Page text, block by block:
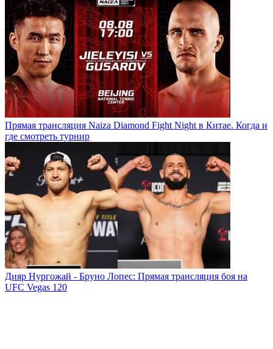
Прямая трансляция Naiza Diamond Fight Night в Китае. Когда и
где смотреть турнир
Дияр Нургожай - Бруно Лопес: Прямая трансляция боя на
UFC Vegas 120